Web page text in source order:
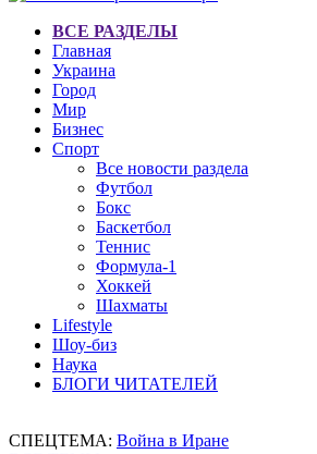
ВСЕ РАЗДЕЛЫ
Главная
Украина
Город
Мир
Бизнес
Спорт
Все новости раздела
Футбол
Бокс
Баскетбол
Теннис
Формула-1
Хоккей
Шахматы
Lifestyle
Шоу-биз
Наука
БЛОГИ ЧИТАТЕЛЕЙ
СПЕЦТЕМА: Война в Иране